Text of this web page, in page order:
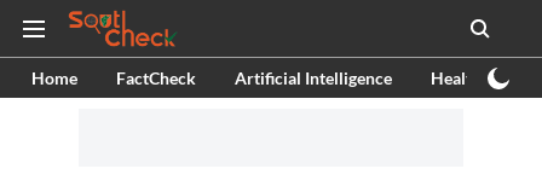
Home FactCheck Artificial Intelligence Health